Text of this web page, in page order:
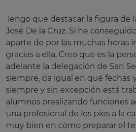
Tengo que destacar la figura de
José De la Cruz. Si he
aparte de por las muchas horas
gracias a ella. Creo que es la
adelante la delegación de San
siempre, da igual en qué fechas
siempre y sin excepción está
alumnos orealizando funciones
una profesional de los pies a la
muy bien en cómo preparar el